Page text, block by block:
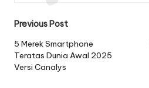
Post
navigation
Previous Post
5 Merek Smartphone
Teratas Dunia Awal 2025
Versi Canalys